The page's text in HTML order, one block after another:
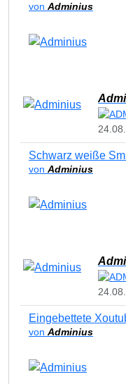
von Adminius
Schwarz weiße
von Adminius
Eingebettete
von Adminius